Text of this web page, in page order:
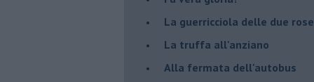
La guerricciola delle due rose
La truffa all'anziano
Alla fermata dell'autobus